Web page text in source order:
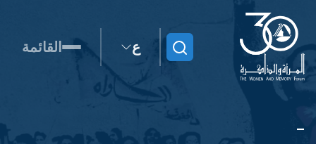
ابحث ع القائمة